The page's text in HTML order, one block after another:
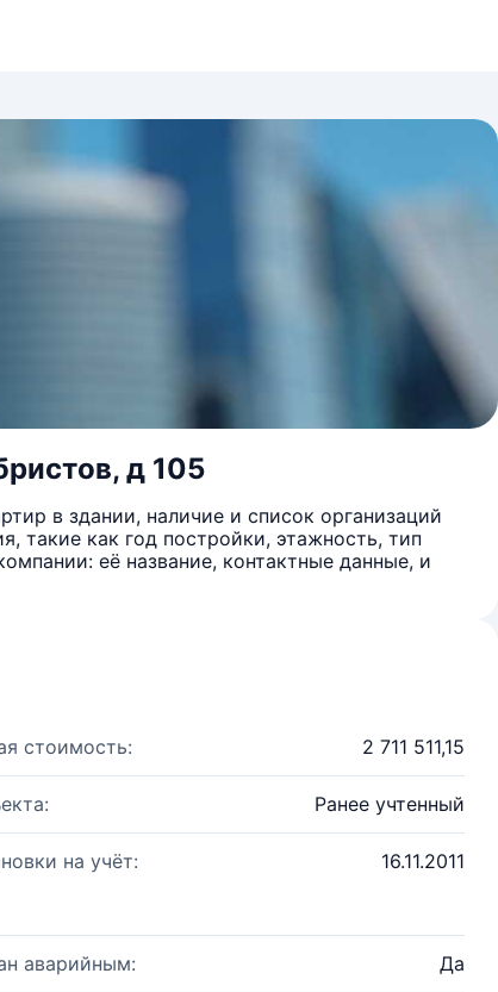
д 105
в здании, наличие и список организаций
такие как год постройки, этажность, тип
её название, контактные данные, и
стоимость: 2 711 511,15
Ранее учтенный
на учёт: 16.11.2011
аварийным: Да